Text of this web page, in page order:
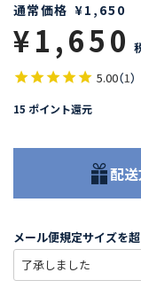
通常価格 ¥1,650
¥1,650
5.00（1）
15 ポイント還元
配
メール便規定サイズを